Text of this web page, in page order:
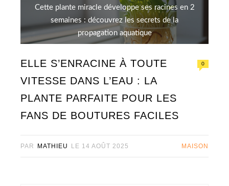
Cette plante miracle développe ses racines en 2
semaines : découvrez les secrets de la
propagation aquatique
ELLE S’ENRACINE À TOUTE
VITESSE DANS L’EAU : LA
PLANTE PARFAITE POUR LES
FANS DE BOUTURES FACILES
0
PAR MATHIEU LE 14 AOÛT 2025 MAISON